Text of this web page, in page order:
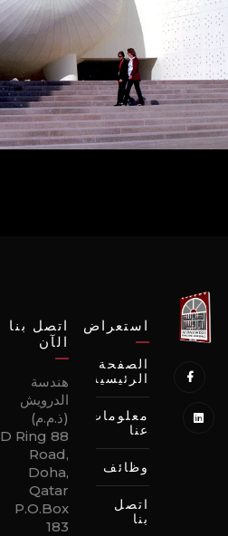
استعراض
الصفحة
الرئيسية
معلومات
عنا
وظائف
اتصل
بنا
اتصل بنا
الآن
هندسة
الدرويش
(ذ.م.م)
88 D Ring
Road,
Doha,
Qatar
P.O.Box
183